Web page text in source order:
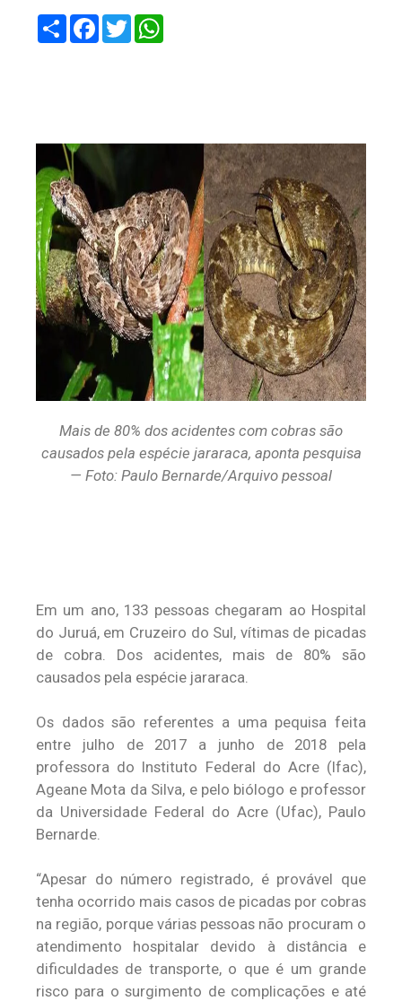
ShareFacebook
Twitter
Mais de 80% dos acidentes com cobras são
causados pela espécie jararaca, aponta pesquisa
— Foto: Paulo Bernarde/Arquivo pessoal
Em um ano, 133 pessoas chegaram ao Hospital
do Juruá, em Cruzeiro do Sul, vítimas de picadas
de cobra. Dos acidentes, mais de 80% são
causados pela espécie jararaca.
Os dados são referentes a uma pequisa feita
entre julho de 2017 a junho de 2018 pela
professora do Instituto Federal do Acre (Ifac),
Ageane Mota da Silva, e pelo biólogo e professor
da Universidade Federal do Acre (Ufac), Paulo
Bernarde.
“Apesar do número registrado, é provável que
tenha ocorrido mais casos de picadas por cobras
na região, porque várias pessoas não procuram o
atendimento hospitalar devido à distância e
dificuldades de transporte, o que é um grande
risco para o surgimento de complicações e até